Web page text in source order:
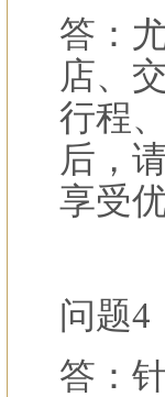
答：
店、
行程
后，
享受
问题4
答：